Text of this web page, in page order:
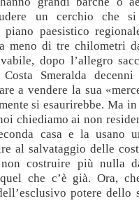
un cerchio che
piano paesistico
meno di tre chilometri
dopo l’allegro
Smeralda
a vendere la sua
si esaurirebbe. Ma
chiediamo ai non
casa e la usano
al salvataggio delle
costruire più nulla
che c’è già. Ora,
potere dello